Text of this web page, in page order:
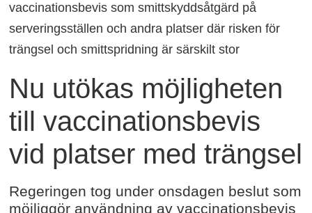
vaccinationsbevis som smittskyddsåtgärd på
serveringsställen och andra platser där risken för
trängsel och smittspridning är särskilt stor
Nu utökas möjligheten
till vaccinationsbevis
vid platser med trängsel
Regeringen tog under onsdagen beslut som
möjliggör användning av vaccinationsbevis